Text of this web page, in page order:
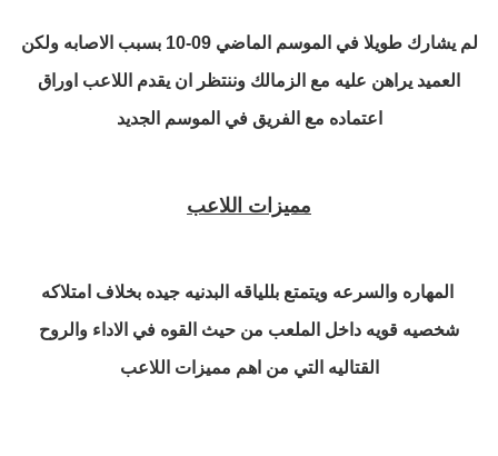
لم يشارك طويلا في الموسم الماضي 09-10 بسبب الاصابه ولكن
العميد يراهن عليه مع الزمالك وننتظر ان يقدم اللاعب اوراق
اعتماده مع الفريق في الموسم الجديد
مميزات اللاعب
المهاره والسرعه ويتمتع بللياقه البدنيه جيده بخلاف امتلاكه
شخصيه قويه داخل الملعب من حيث القوه في الاداء والروح
القتاليه التي من اهم مميزات اللاعب